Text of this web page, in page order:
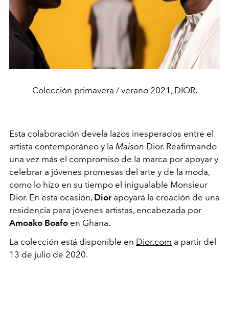
Colección primavera / verano 2021, DIOR.
Esta colaboración devela lazos inesperados entre el
artista contemporáneo y la Maison Dior. Reafirmando
una vez más el compromiso de la marca por apoyar y
celebrar a jóvenes promesas del arte y de la moda,
como lo hizo en su tiempo el inigualable Monsieur
Dior. En esta ocasión, Diorapoyará la creación de una
residencia para jóvenes artistas, encabezada por
Amoako Boafo en Ghana.
La colección está disponible en Dior.com a partir del
13 de julio de 2020.